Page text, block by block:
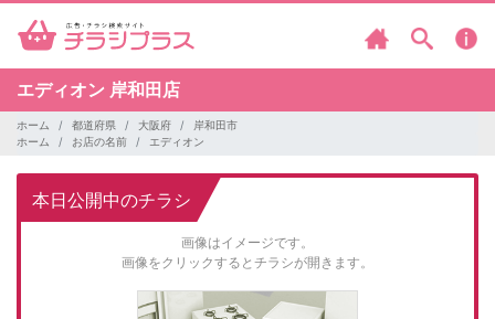
エディオン 岸和田店
ホーム 都道府県 大阪府
岸和田市
ホーム
お店の名前 エディオン
本日公開中のチラシ
画像はイメージです。
画像をクリックするとチラシが開きます。